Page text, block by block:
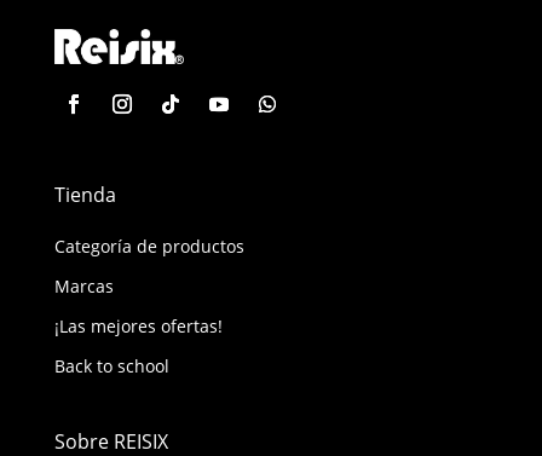
Tienda
Categoría de productos
Marcas
¡Las mejores ofertas!
Back to school
Sobre REISIX